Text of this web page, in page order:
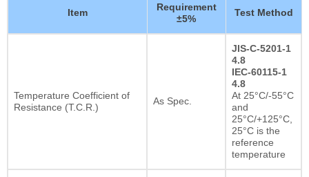
Item
Requirement
±5%
Test Method
Temperature Coefficient of
Resistance (T.C.R.)
As Spec.
JIS-C-5201-1
4.8
IEC-60115-1
4.8
At 25°C/-55°C
and
25°C/+125°C,
25°C is the
reference
temperature